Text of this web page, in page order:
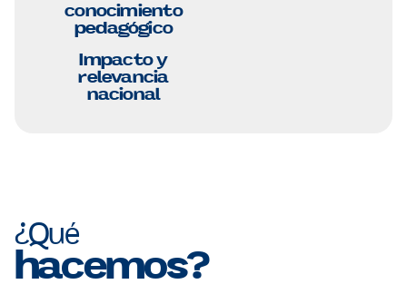
conocimiento
pedagógico
Impacto y
relevancia
nacional
¿Qué
hacemos?